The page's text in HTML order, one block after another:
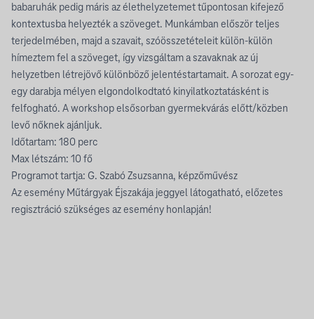
babaruhák pedig máris az élethelyzetemet tűpontosan kifejező
kontextusba helyezték a szöveget. Munkámban először teljes
terjedelmében, majd a szavait, szóösszetételeit külön-külön
hímeztem fel a szöveget, így vizsgáltam a szavaknak az új
helyzetben létrejövő különböző jelentéstartamait. A sorozat egy-
egy darabja mélyen elgondolkodtató kinyilatkoztatásként is
felfogható. A workshop elsősorban gyermekvárás előtt/közben
levő nőknek ajánljuk.
Időtartam: 180 perc
Max létszám: 10 fő
Programot tartja: G. Szabó Zsuzsanna, képzőművész
Az esemény Műtárgyak Éjszakája jeggyel látogatható, előzetes
regisztráció szükséges az esemény honlapján!